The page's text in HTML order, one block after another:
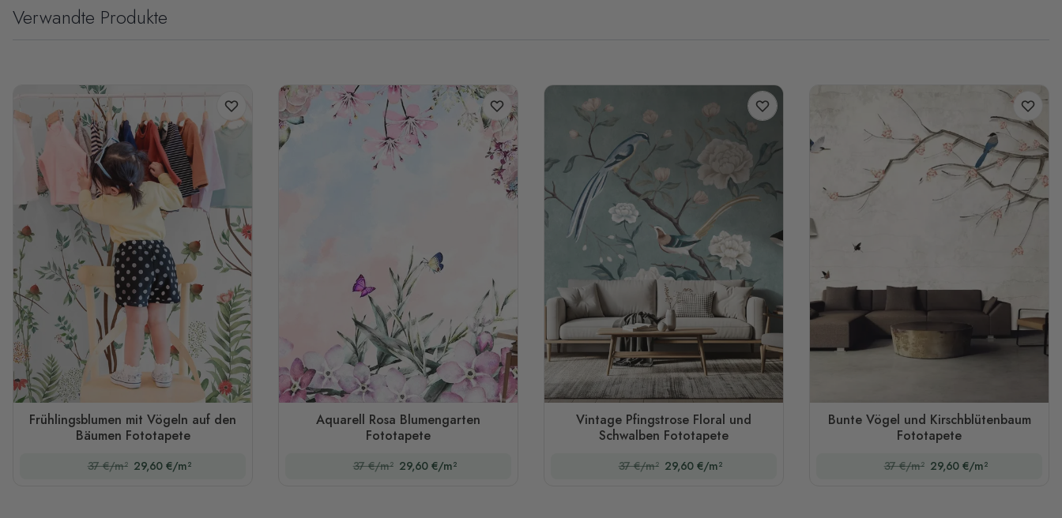
Verwandte Produkte
Frühlingsblumen mit Vögeln auf den
Bäumen Fototapete
37 €/m² 29,60 €/m²
Aquarell Rosa Blumengarten
Fototapete
37 €/m² 29,60 €/m²
Vintage Pfingstrose Floral und
Schwalben Fototapete
37 €/m² 29,60 €/m²
Bunte Vögel und Kirschblütenbaum
Fototapete
37 €/m² 29,60 €/m²